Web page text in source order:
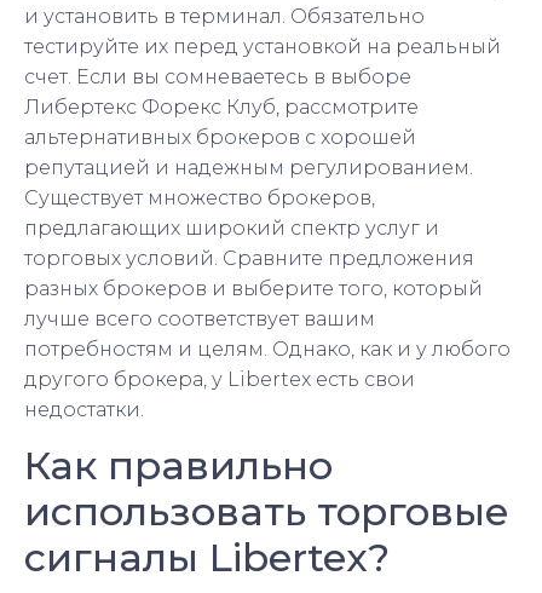
и установить в терминал. Обязательно
тестируйте их перед установкой на реальный
счет. Если вы сомневаетесь в выборе
Либертекс Форекс Клуб, рассмотрите
альтернативных брокеров с хорошей
репутацией и надежным регулированием.
Существует множество брокеров,
предлагающих широкий спектр услуг и
торговых условий. Сравните предложения
разных брокеров и выберите того, который
лучше всего соответствует вашим
потребностям и целям. Однако, как и у любого
другого брокера, у Libertex есть свои
недостатки.
Как правильно
использовать торговые
сигналы Libertex?